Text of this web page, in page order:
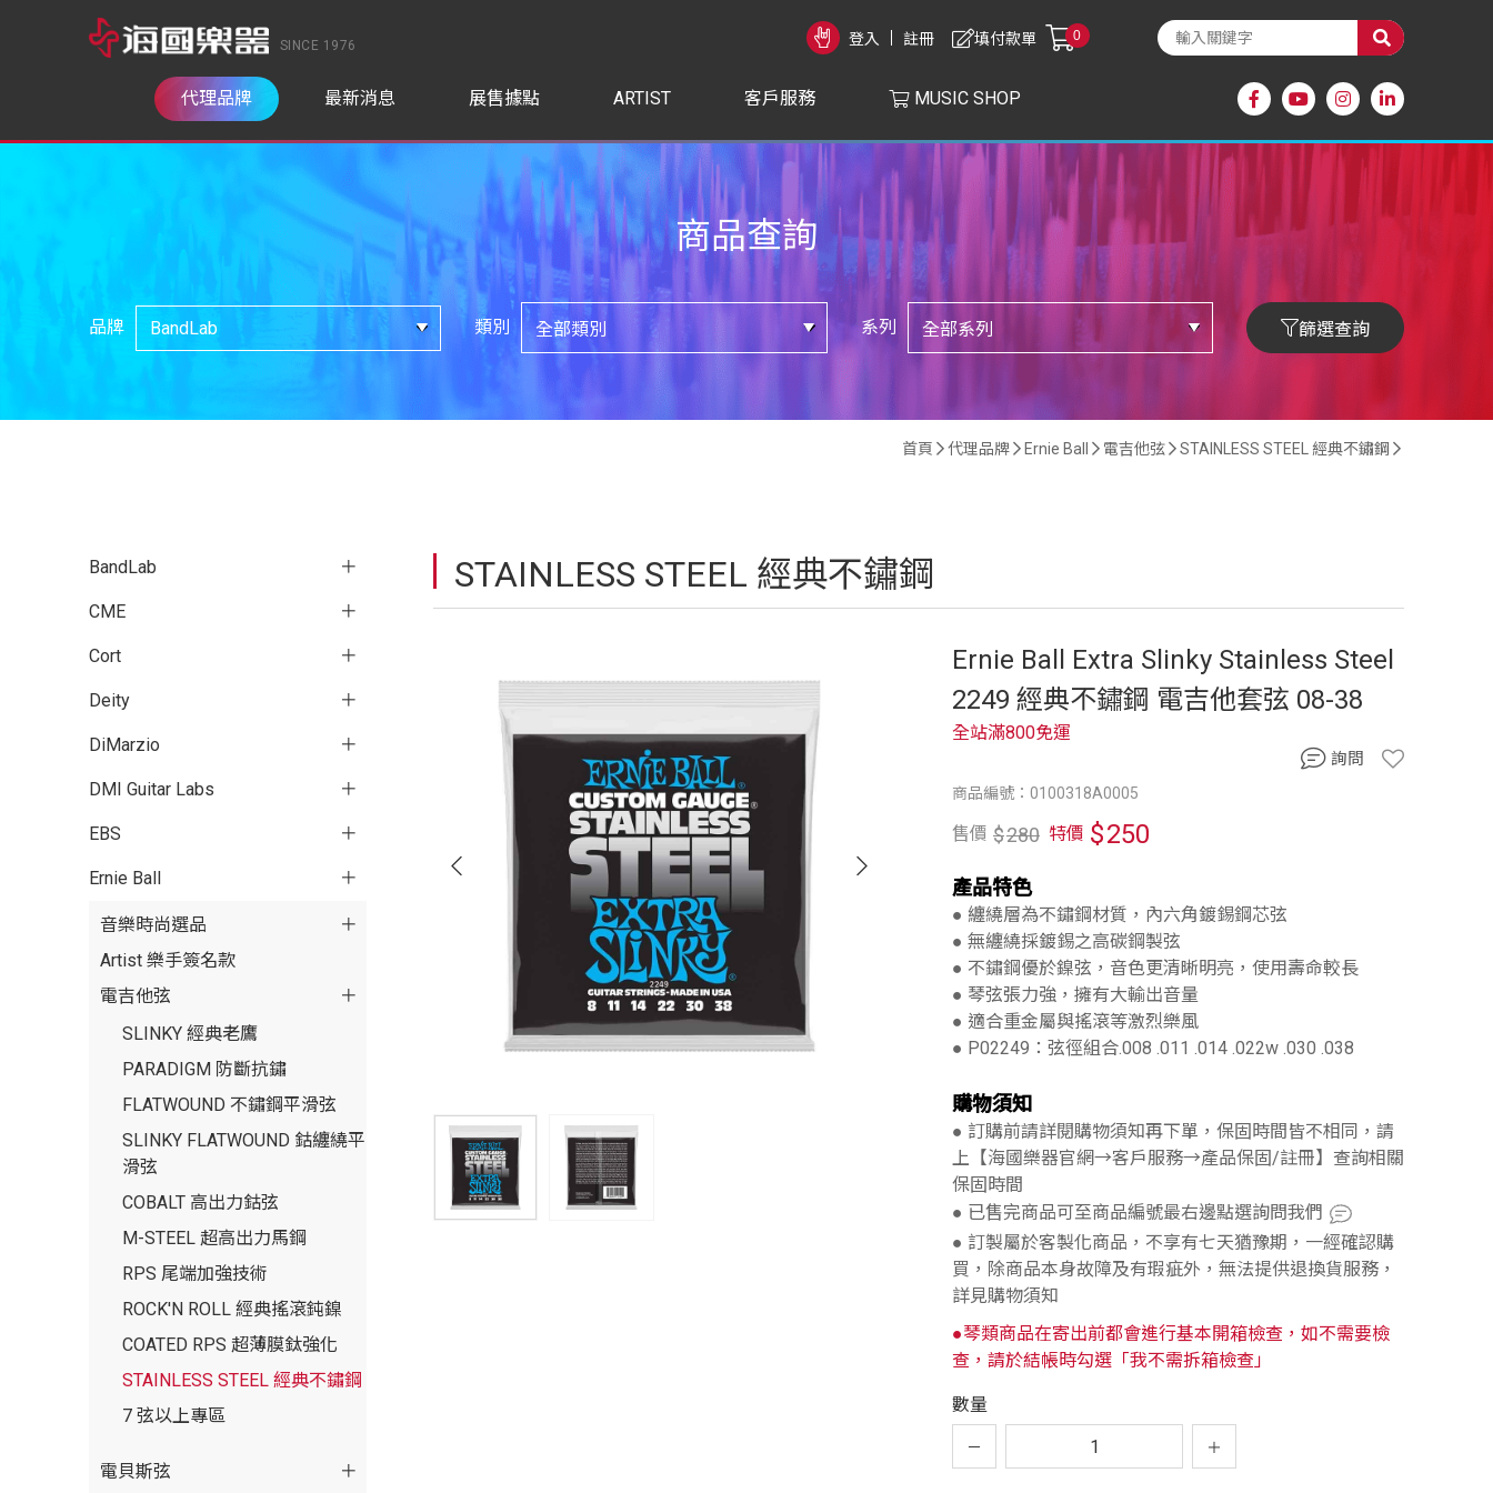
SINCE 1976 登入 註冊 0
填付款單
代理品牌 最新消息 展售據點 ARTIST 客戶服務 MUSIC SHOP
商品查詢
品牌 類別 系列 篩選查詢
首頁 代理品牌 Ernie Ball 電吉他弦 STAINLESS STEEL 經典不鏽鋼
BandLab
CME
Cort
Deity
DiMarzio
DMI Guitar Labs
EBS
Ernie Ball
音樂時尚選品
Artist 樂手簽名款
電吉他弦
SLINKY 經典老鷹
PARADIGM 防斷抗鏽
FLATWOUND 不鏽鋼平滑弦
SLINKY FLATWOUND 鈷纏繞平
滑弦
COBALT 高出力鈷弦
M-STEEL 超高出力馬鋼
RPS 尾端加強技術
ROCK'N ROLL 經典搖滾鈍鎳
COATED RPS 超薄膜鈦強化
STAINLESS STEEL 經典不鏽鋼
7 弦以上專區
電貝斯弦
STAINLESS STEEL 經典不鏽鋼
Ernie Ball Extra Slinky Stainless Steel
2249 經典不鏽鋼 電吉他套弦 08-38
商品編號：0100318A0005
全站滿800免運
售價 $280 特價 $250
產品特色
● 纏繞層為不鏽鋼材質，內六角鍍錫鋼芯弦
● 無纏繞採鍍錫之高碳鋼製弦
● 不鏽鋼優於鎳弦，音色更清晰明亮，使用壽命較長
● 琴弦張力強，擁有大輸出音量
● 適合重金屬與搖滾等激烈樂風
● P02249：弦徑組合.008 .011 .014 .022w .030 .038
購物須知
● 訂購前請詳閱購物須知再下單，保固時間皆不相同，請
上【海國樂器官網→客戶服務→產品保固/註冊】查詢相關
保固時間
● 已售完商品可至商品編號最右邊點選詢問我們
● 訂製屬於客製化商品，不享有七天猶豫期，一經確認購
買，除商品本身故障及有瑕疵外，無法提供退換貨服務，
詳見購物須知
●琴類商品在寄出前都會進行基本開箱檢查，如不需要檢
查，請於結帳時勾選「我不需拆箱檢查」
數量
詢問